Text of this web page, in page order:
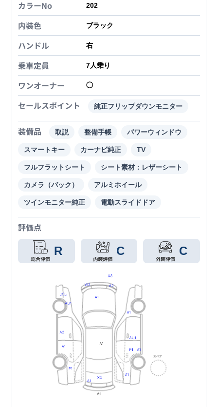
カラーNo 202
内装色 ブラック
ハンドル 右
乗車定員 7人乗り
ワンオーナー ◯
セールスポイント 純正フリップダウンモニター
装備品 取説 整備手帳 パワーウィンドウ
スマートキー カーナビ純正 TV
フルフラットシート シート素材：レザーシート
カメラ（バック） アルミホイール
ツインモニター純正 電動スライドドア
評価点
R C C